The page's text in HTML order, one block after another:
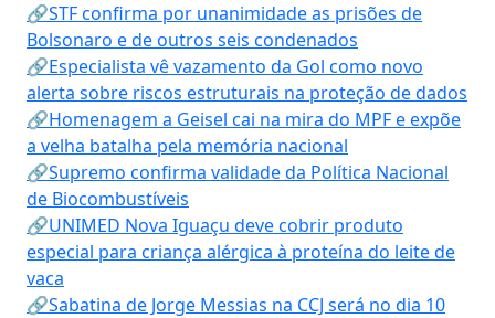
🔗STF confirma por unanimidade as prisões de
Bolsonaro e de outros seis condenados
🔗Especialista vê vazamento da Gol como novo
alerta sobre riscos estruturais na proteção de dados
🔗Homenagem a Geisel cai na mira do MPF e expõe
a velha batalha pela memória nacional
🔗Supremo confirma validade da Política Nacional
de Biocombustíveis
🔗UNIMED Nova Iguaçu deve cobrir produto
especial para criança alérgica à proteína do leite de
vaca
🔗Sabatina de Jorge Messias na CCJ será no dia 10